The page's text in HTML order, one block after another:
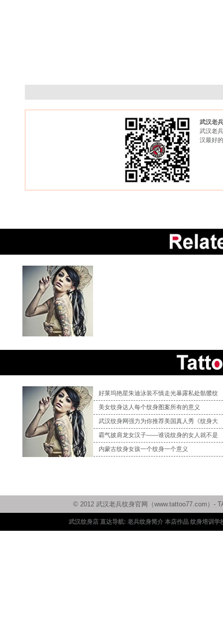
武汉老
武汉老
汉最好
好莱坞艳星朱迪泳装不慎走光暴露私处骷髅纹
美女纹身达人每个纹身图案所有的意义
武汉纹身网强力为你推荐美国真人秀《纹身大
霸气披肩龙女汉子——谁说纹身的女人就不是
内蒙古纹身女孩一个纹身一个意义
© 2012 武汉老兵纹身官网（www.tattoo77.com）-
武汉纹身店 直达导航: 老兵纹身简介 本店作品 纹身培训学